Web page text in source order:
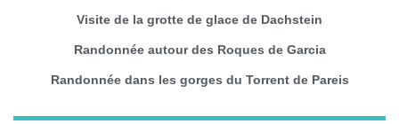
Visite de la grotte de glace de Dachstein
Randonnée autour des Roques de Garcia
Randonnée dans les gorges du Torrent de Pareis